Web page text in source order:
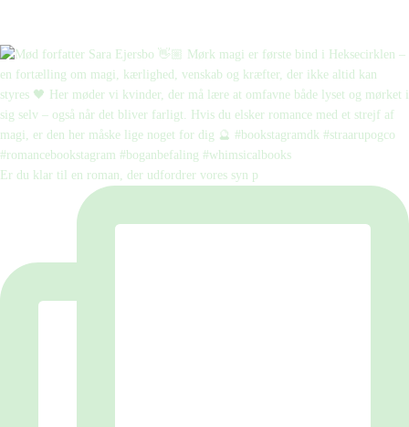
Er du klar til en roman, der udfordrer vores syn p